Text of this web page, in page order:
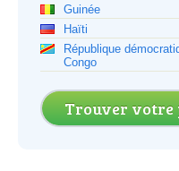
Guinée
Haïti
République
Congo
Trouver votre